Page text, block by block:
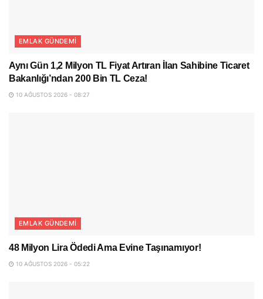
EMLAK GÜNDEMI
Aynı Gün 1,2 Milyon TL Fiyat Artıran İlan Sahibine Ticaret
Bakanlığı’ndan 200 Bin TL Ceza!
10 AĞUSTOS 2026 - 08:27
EMLAK GÜNDEMI
48 Milyon Lira Ödedi Ama Evine Taşınamıyor!
10 AĞUSTOS 2026 - 05:22